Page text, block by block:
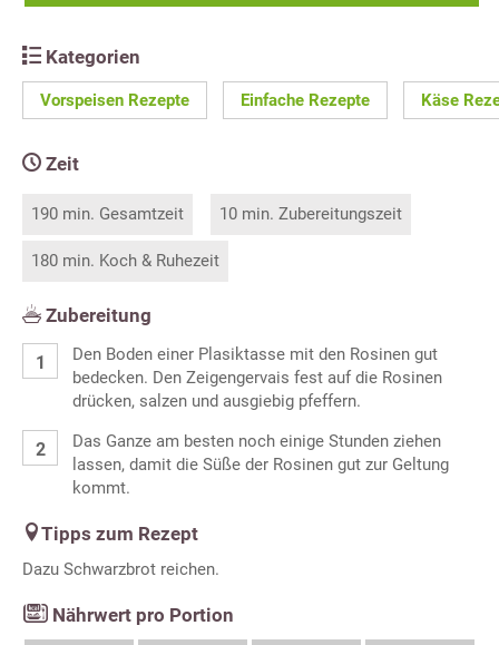
Kategorien
Vorspeisen Rezepte Einfache Rezepte Käse
Zeit
190 min. Gesamtzeit 10 min. Zubereitungszeit
180 min. Koch & Ruhezeit
Zubereitung
Den Boden einer Plasiktasse mit den Rosinen gut
bedecken. Den Zeigengervais fest auf die Rosinen
drücken, salzen und ausgiebig pfeffern.
Das Ganze am besten noch einige Stunden ziehen
lassen, damit die Süße der Rosinen gut zur Geltung
kommt.
Tipps zum Rezept
Dazu Schwarzbrot reichen.
Nährwert pro Portion